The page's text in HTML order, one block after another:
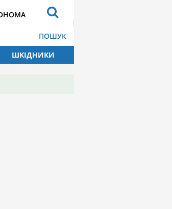
ПОШУК
ШКІДНИКИ